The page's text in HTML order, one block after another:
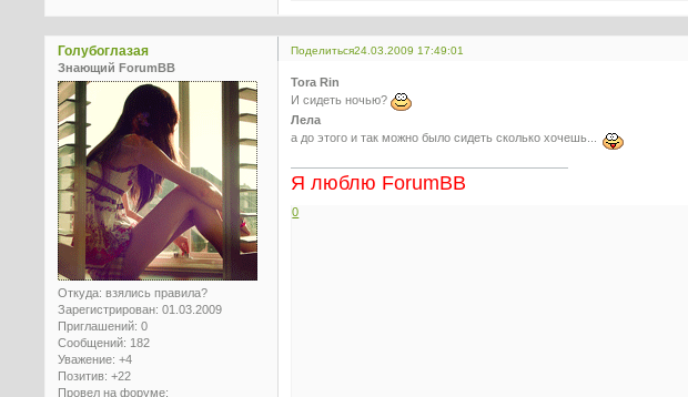
Поделиться24.03.2009 17:49:01
Голубоглазая
Знающий ForumBB
Откуда: взялись правила?
Зарегистрирован: 01.03.2009
Приглашений: 0
Сообщений: 182
Уважение: +4
Позитив: +22
Провел на форуме:
Tora Rin
И сидеть ночью?
Лела
а до этого и так можно было сидеть сколько хочешь...
Я люблю ForumBB
0